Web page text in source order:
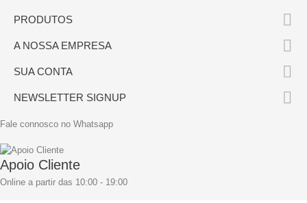
PRODUTOS 
A NOSSA EMPRESA 
SUA CONTA 
NEWSLETTER SIGNUP 
Fale connosco no Whatsapp
Apoio Cliente
Online a partir das 10:00 - 19:00